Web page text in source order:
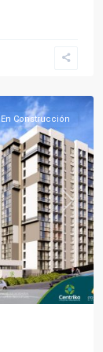
Next
En Construcción